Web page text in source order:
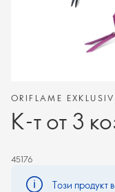
ORIFLAME EXKLUSIV
К-т от 3
45176
Този продукт